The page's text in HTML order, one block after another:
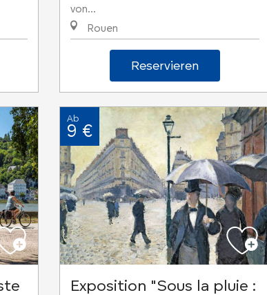
von...
Rouen
Reservieren
Ab
9 €
Exposition "Sous la pluie :